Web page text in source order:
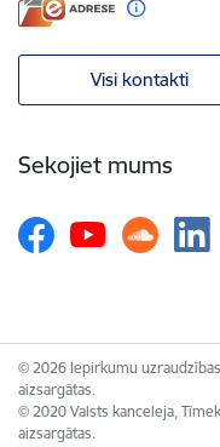
Visi kontakti
Sekojiet mums
© 2026 Iepirkumu
aizsargātas.
© 2020 Valsts kanceleja,
aizsargātas.